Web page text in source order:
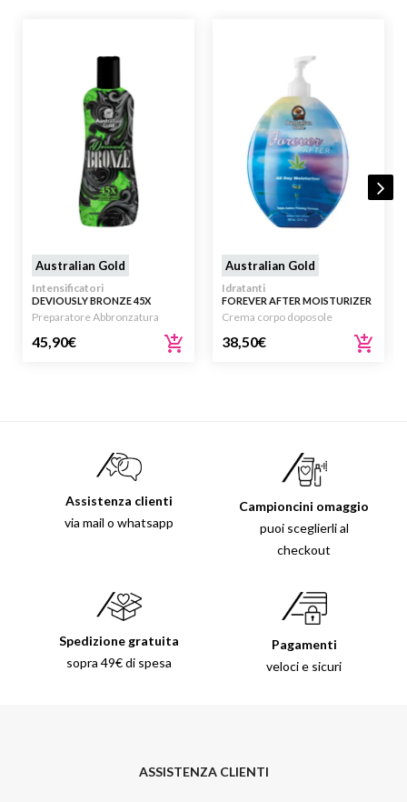
Australian Gold
Intensificatori
DEVIOUSLY BRONZE 45X
RUTHLESSLY DARK BRONZING
LOTION 250ML
Preparatore Abbronzatura
45,90€
Australian Gold
Idratanti
FOREVER AFTER MOISTURIZER
DOPOSOLE 650ML
Crema corpo doposole
38,50€
Assistenza clienti
via mail o whatsapp
Campioncini omaggio
puoi sceglierli al
checkout
Spedizione gratuita
sopra 49€ di spesa
Pagamenti
veloci e sicuri
ASSISTENZA CLIENTI